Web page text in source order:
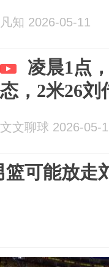
凡知 2026-05-11
凌晨1点
态，2米26刘
文文聊球 2026-05-
可能放走